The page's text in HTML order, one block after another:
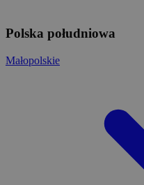
Polska południowa
Małopolskie